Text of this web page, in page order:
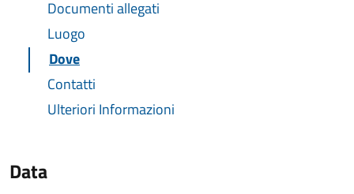
Documenti allegati
Luogo
Dove
Contatti
Ulteriori Informazioni
Data